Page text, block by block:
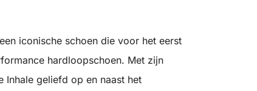
iconische schoen die voor het eerst
hardloopschoen. Met zijn
Inhale geliefd op en naast het